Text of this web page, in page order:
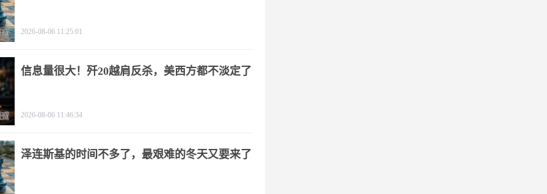
2026-08-06 11:25:01
信息量很大！歼20越肩反杀，美西方都不淡定了
2026-08-06 11:46:34
泽连斯基的时间不多了，最艰难的冬天又要来了